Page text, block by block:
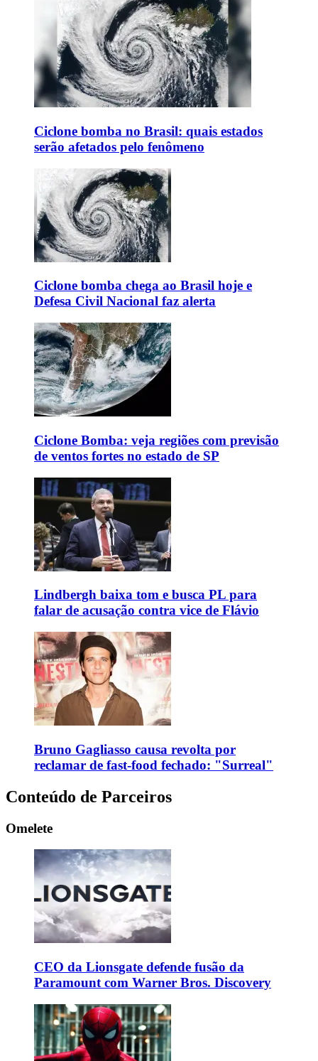
Ciclone bomba no Brasil: quais estados
serão afetados pelo fenômeno
Ciclone bomba chega ao Brasil hoje e
Defesa Civil Nacional faz alerta
Ciclone Bomba: veja regiões com previsão
de ventos fortes no estado de SP
Lindbergh baixa tom e busca PL para
falar de acusação contra vice de Flávio
Bruno Gagliasso causa revolta por
reclamar de fast-food fechado: "Surreal"
Conteúdo de Parceiros
Omelete
CEO da Lionsgate defende fusão da
Paramount com Warner Bros. Discovery